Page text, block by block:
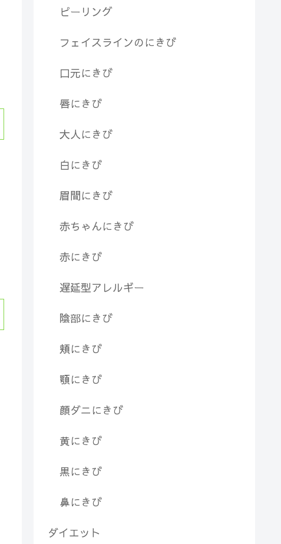
ピーリング
フェイスラインのにきび
口元にきび
唇にきび
大人にきび
白にきび
眉間にきび
赤ちゃんにきび
赤にきび
遅延型アレルギー
陰部にきび
頬にきび
顎にきび
顔ダニにきび
黄にきび
黒にきび
鼻にきび
ダイエット